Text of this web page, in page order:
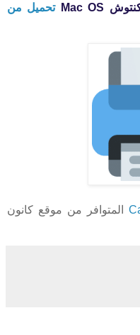
تحميل من
المتوافر من موقع كانون